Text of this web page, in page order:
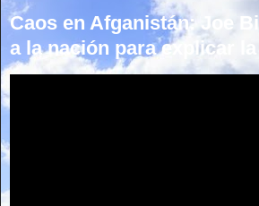
Caos en Afganistán: Joe
a la nación para explicar